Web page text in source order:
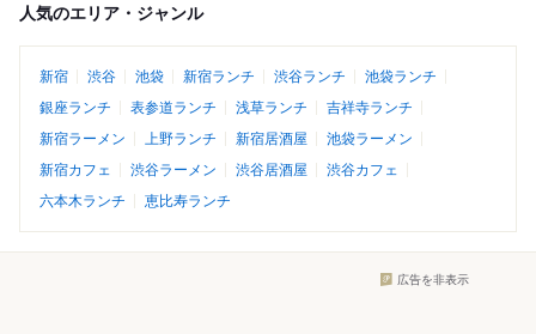
人気のエリア・ジャンル
新宿 渋谷 池袋 新宿ランチ 渋谷ランチ
池袋ランチ
銀座ランチ
表参道ランチ 浅草ランチ
吉祥寺ランチ
新宿ラーメン
上野ランチ 新宿居酒屋
池袋ラーメン
新宿カフェ
渋谷ラーメン 渋谷居酒屋
渋谷カフェ
六本木ランチ
恵比寿ランチ
広告を非表示